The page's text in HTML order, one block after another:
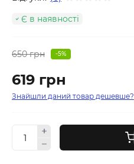
Є в наявності
650 грн -5%
619 грн
Знайшли даний товар дешевше?